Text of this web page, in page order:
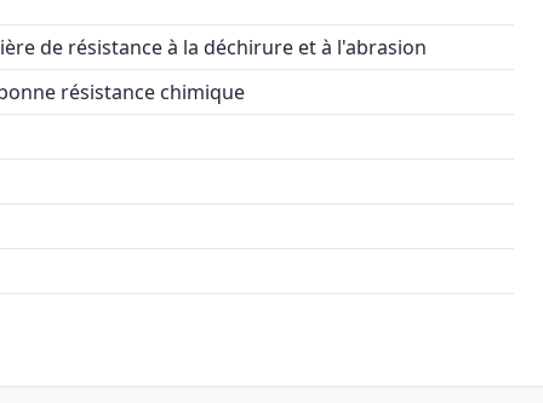
de résistance à la déchirure et à l'abrasion
résistance chimique